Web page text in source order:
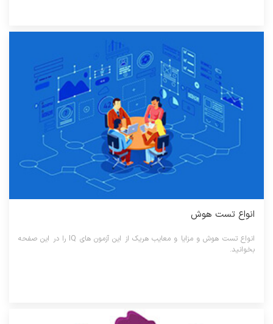
انواع تست هوش
انواع تست هوش و مزایا و معایب هریک از این آزمون های IQ را در این صفحه
بخوانید.